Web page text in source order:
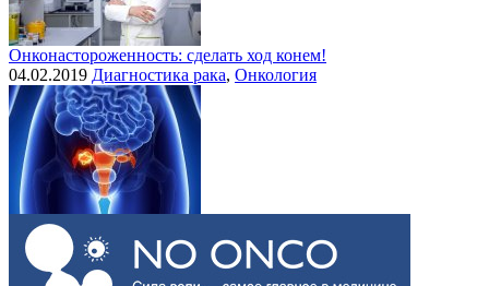
Онконастороженность: сделать ход конем!
04.02.2019 Диагностика рака, Онкология
Выделения при раке шейки матки
30.07.2015 Рак шейки матки